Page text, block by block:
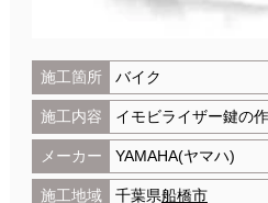
施工箇所 バイク
施工内容 イモビライザー鍵の
メーカー YAMAHA(ヤマハ)
施工地域 千葉県船橋市